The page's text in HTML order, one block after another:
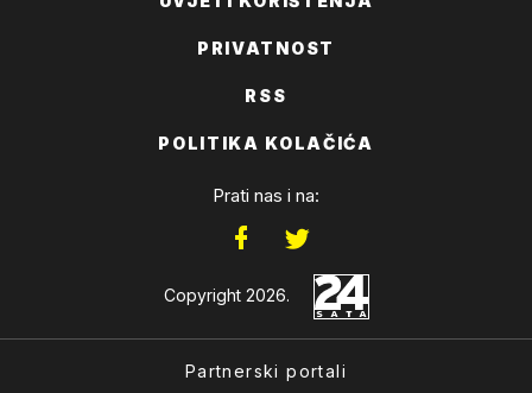
PRIVATNOST
RSS
POLITIKA KOLAČIĆA
Prati nas i na:
Copyright 2026.
Partnerski portali